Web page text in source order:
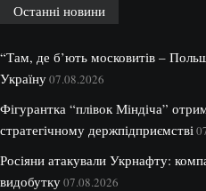
Останні новини
“Там, де б’ють московитів –
Україну07.08.2026
Фігурантка “плівок Міндіча”
стратегічному держпідприємстві
Росіяни атакували Укрнафту:
видобутку07.08.2026